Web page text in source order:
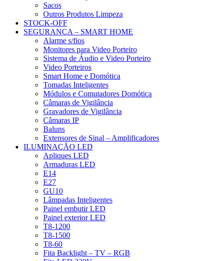
Sacos
Outros Produtos Limpeza
STOCK-OFF
SEGURANÇA – SMART HOME
Alarme s/fios
Monitores para Video Porteiro
Sistema de Áudio e Video Porteiro
Video Porteiros
Smart Home e Domótica
Tomadas Inteligentes
Módulos e Comutadores Domótica
Câmaras de Vigilância
Gravadores de Vigilância
Câmaras IP
Baluns
Extensores de Sinal – Amplificadores
ILUMINAÇÃO LED
Apliques LED
Armaduras LED
E14
E27
GU10
Lâmpadas Inteligentes
Painel embutir LED
Painel exterior LED
T8-1200
T8-1500
T8-60
Fita Backlight – TV – RGB